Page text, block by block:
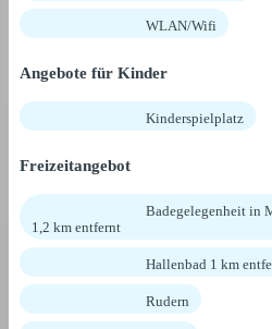
WLAN/Wifi
Angebote für Kinder
Kinderspielplatz
Freizeitangebot
Badegelegenheit in
1,2 km entfernt
Hallenbad 1 km
Rudern